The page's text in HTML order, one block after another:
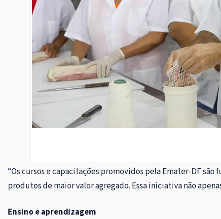
“Os cursos e capacitações promovidos pela Emater-DF
produtos de maior valor agregado. Essa iniciativa não
Ensino e aprendizagem